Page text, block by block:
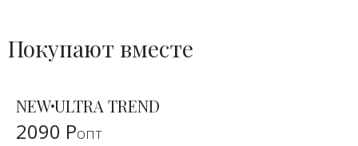
Покупают вместе
NEWULTRA TREND
2090 Ропт